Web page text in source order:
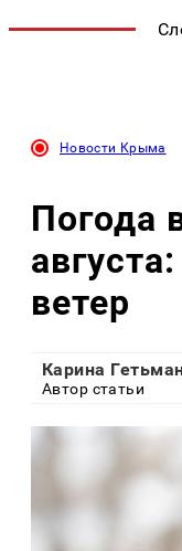
Новости Крыма
Погода
ветер
Карина
Автор статьи